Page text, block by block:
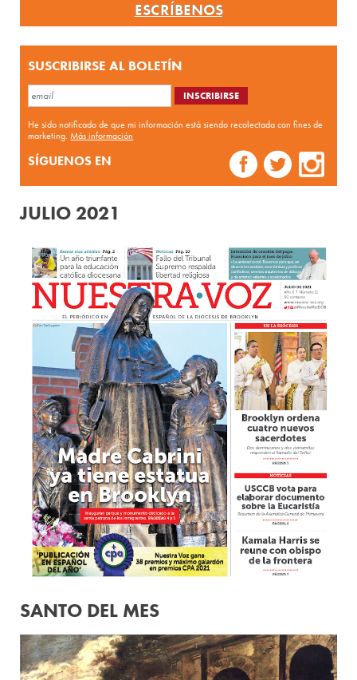
ESCRÍBENOS
SUSCRIBIRSE AL BOLETÍN
He sido notificado de que mi información está siendo recolectada con fines de
marketing.Más información
SÍGUENOS EN
JULIO 2021
SANTO DEL MES